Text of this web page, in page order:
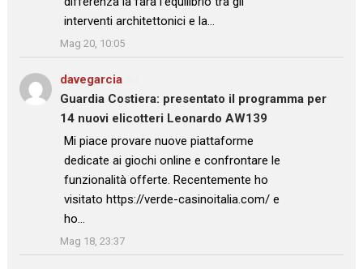
interventi architettonici e la…
”
Mag 20, 10:05
davegarcia
Guardia Costiera: presentato il programma per
14 nuovi elicotteri Leonardo AW139
: “
Mi piace provare nuove piattaforme
dedicate ai giochi online e confrontare le
funzionalità offerte. Recentemente ho
visitato https://verde-casinoitalia.com/ e
ho…
”
Mag 18, 23:37